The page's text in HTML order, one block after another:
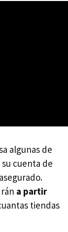
algunas de
cuenta de
a partir
tiendas